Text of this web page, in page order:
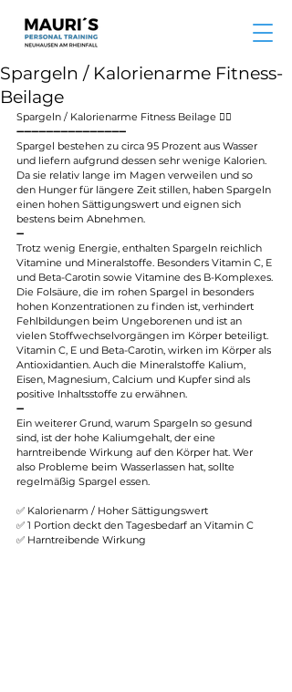
Spargeln / Kalorienarme Fitness-
Beilage
Spargeln / Kalorienarme Fitness Beilage 👌🏽
➖➖➖➖➖➖➖➖➖➖➖➖➖➖➖
Spargel bestehen zu circa 95 Prozent aus Wasser
und liefern aufgrund dessen sehr wenige Kalorien.
Da sie relativ lange im Magen verweilen und so
den Hunger für längere Zeit stillen, haben Spargeln
einen hohen Sättigungswert und eignen sich
bestens beim Abnehmen.
➖
Trotz wenig Energie, enthalten Spargeln reichlich
Vitamine und Mineralstoffe. Besonders Vitamin C, E
und Beta-Carotin sowie Vitamine des B-Komplexes.
Die Folsäure, die im rohen Spargel in besonders
hohen Konzentrationen zu finden ist, verhindert
Fehlbildungen beim Ungeborenen und ist an
vielen Stoffwechselvorgängen im Körper beteiligt.
Vitamin C, E und Beta-Carotin, wirken im Körper als
Antioxidantien. Auch die Mineralstoffe Kalium,
Eisen, Magnesium, Calcium und Kupfer sind als
positive Inhaltsstoffe zu erwähnen.
➖
Ein weiterer Grund, warum Spargeln so gesund
sind, ist der hohe Kaliumgehalt, der eine
harntreibende Wirkung auf den Körper hat. Wer
also Probleme beim Wasserlassen hat, sollte
regelmäßig Spargel essen.
✅ Kalorienarm / Hoher Sättigungswert
✅ 1 Portion deckt den Tagesbedarf an Vitamin C
✅ Harntreibende Wirkung